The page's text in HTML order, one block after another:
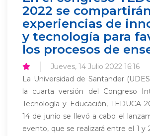
2022 se compartirán
experiencias de
y tecnología para
los procesos de
Jueves, 14 Julio 2022 16:16
La Universidad de Santander
la cuarta versión del Congreso
Tecnología y Educación, TEDUCA
14 de junio se llevó a cabo el
evento, que se realizará entre el 1 y